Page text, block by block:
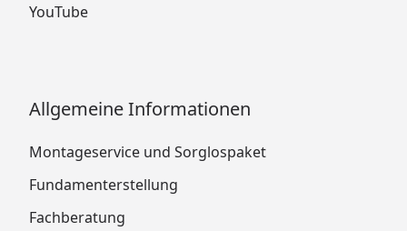
YouTube
Allgemeine Informationen
Montageservice und Sorglospaket
Fundamenterstellung
Fachberatung